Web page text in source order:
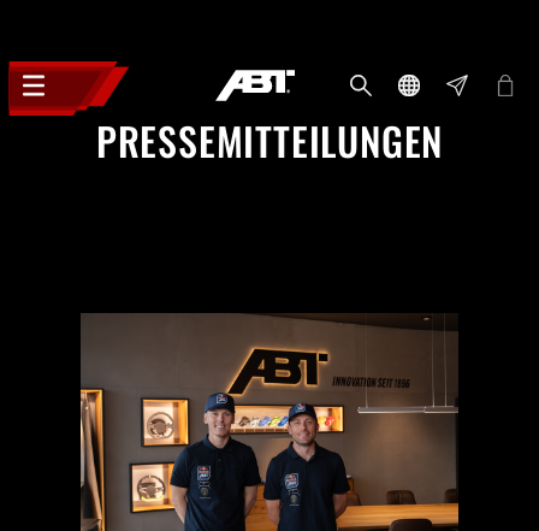
PRESSEMITTEILUNGEN